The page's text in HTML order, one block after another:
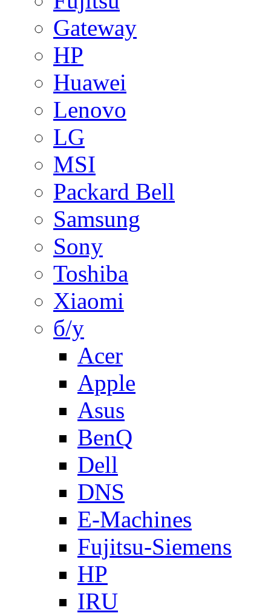
Gateway
HP
Huawei
Lenovo
LG
MSI
Packard Bell
Samsung
Sony
Toshiba
Xiaomi
б/у
Acer
Apple
Asus
BenQ
Dell
DNS
E-Machines
Fujitsu-Siemens
HP
IRU